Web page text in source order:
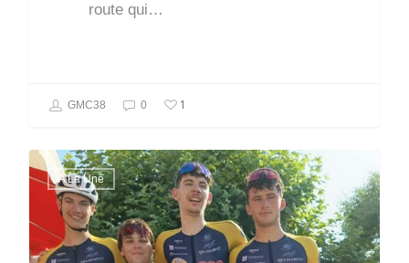
route qui…
GMC38 0 1
A La Une